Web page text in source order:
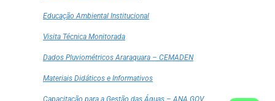
Educação Ambiental Institucional
Visita Técnica Monitorada
Dados Pluviométricos Araraquara – CEMADEN
Materiais Didáticos e Informativos
Capacitação para a Gestão das Águas – ANA GOV